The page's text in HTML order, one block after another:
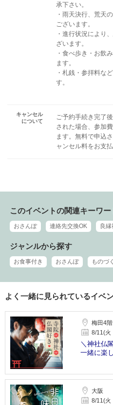
承下さい。
・雨天決行、荒天
ございます。
・進行状況により
ざいます。
・食べ歩き・お飲
ます。
・札銭・参拝料な
す。
キャンセル
について
ご予約手続き完了
された場合、参加
ます。無料で申込
ャンセル料をお支
このイベントの関連キーワー
おさんぽ 連絡先交換OK 良
ジャンルから探す
お食事付き おさんぽ ものづ
よく一緒に見られているイベ
梅田4階
8/11(火
＼神社仏
一緒に楽
大阪
8/11(火